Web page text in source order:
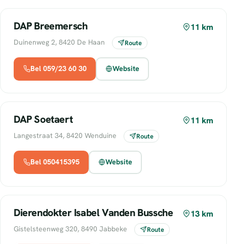
DAP Breemersch 11 km
Duinenweg 2, 8420 De Haan Route
Bel 059/23 60 30 Website
DAP Soetaert 11 km
Langestraat 34, 8420 Wenduine Route
Bel 050415395 Website
Dierendokter Isabel Vanden Bussche 13 km
Gistelsteenweg 320, 8490 Jabbeke Route